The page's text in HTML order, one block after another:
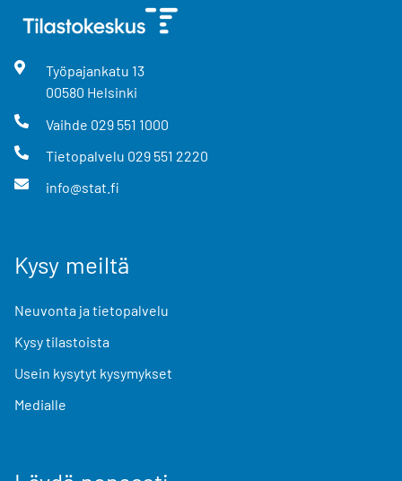
Työpajankatu 13
00580 Helsinki
Vaihde 029 551 1000
Tietopalvelu 029 551 2220
info@stat.fi
Kysy meiltä
Neuvonta ja tietopalvelu
Kysy tilastoista
Usein kysytyt kysymykset
Medialle